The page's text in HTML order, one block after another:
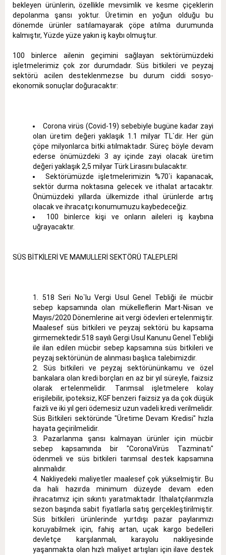
bekleyen ürünlerin, özellikle mevsimlik ve kesme çiçeklerin
depolanma şansı yoktur. Üretimin en yoğun olduğu bu
dönemde ürünler satılamayarak çöpe atılma durumunda
kalmıştır, Yüzde yüze yakın iş kaybı olmuştur.
100 binlerce ailenin geçimini sağlayan sektörümüzdeki
işletmelerimiz çok zor durumdadır. Süs bitkileri ve peyzaj
sektörü acilen desteklenmezse bu durum ciddi sosyo-
ekonomik sonuçlar doğuracaktır:
Corona virüs (Covid-19) sebebiyle bugüne kadar zayi
olan üretim değeri yaklaşık 1.1 milyar TL`dir. Her gün
çöpe milyonlarca bitki atılmaktadır. Süreç böyle devam
ederse önümüzdeki 3 ay içinde zayi olacak üretim
değeri yaklaşık 2,5 milyar Türk Lirasını bulacaktır.
Sektörümüzde işletmelerimizin %70`i kapanacak,
sektör durma noktasına gelecek ve ithalat artacaktır.
Önümüzdeki yıllarda ülkemizde ithal ürünlerde artış
olacak ve ihracatçı konumumuzu kaybedeceğiz.
100 binlerce kişi ve onların aileleri iş kaybına
uğrayacaktır.
SÜS BİTKİLERİ VE MAMULLERİ SEKTÖRÜ TALEPLERİ
518 Seri No`lu Vergi Usul Genel Tebliği ile mücbir
sebep kapsamında olan mükelleflerin Mart-Nisan ve
Mayıs/2020 Dönemlerine ait vergi ödevleri ertelenmiştir.
Maalesef süs bitkileri ve peyzaj sektörü bu kapsama
girmemektedir.518 sayılı Gergi Usul Kanunu Genel Tebliği
ile ilan edilen mücbir sebep kapsamına süs bitkileri ve
peyzaj sektörünün de alınması başlıca talebimizdir.
Süs bitkileri ve peyzaj sektörününkamu ve özel
bankalara olan kredi borçları en az bir yıl süreyle, faizsiz
olarak ertelenmelidir. Tarımsal işletmelere kolay
erişilebilir, ipoteksiz, KGF benzeri faizsiz ya da çok düşük
faizli ve iki yıl geri ödemesiz uzun vadeli kredi verilmelidir.
Süs Bitkileri sektöründe "Üretime Devam Kredisi" hızla
hayata geçirilmelidir.
Pazarlanma şansı kalmayan ürünler için mücbir
sebep kapsamında bir "CoronaVirüs Tazminatı"
ödenmeli ve süs bitkileri tarımsal destek kapsamına
alınmalıdır.
Nakliyedeki maliyetler maalesef çok yükselmiştir. Bu
da hali hazırda minimum düzeyde devam eden
ihracatımız için sıkıntı yaratmaktadır. İthalatçılarımızla
sezon başında sabit fiyatlarla satış gerçekleştirilmiştir.
Süs bitkileri ürünlerinde yurtdışı pazar paylarımızı
koruyabilmek için, fahiş artan, uçak kargo bedelleri
devletçe karşılanmalı, karayolu nakliyesinde
yaşanmakta olan hızlı maliyet artışları için ilave destek